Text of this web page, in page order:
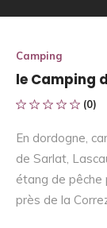
Camping
le Camping
(0)
En dordogne,
de Sarlat,
étang de pêche
près de la